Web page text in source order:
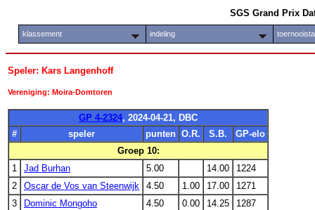
SGS Grand Prix
klassement indeling
Speler: Kars Langenhoff
Vereniging: Moira-Domtoren
GP 4-2324, 2024-04-21, DBC
#
speler punten O.R. S.B.
GP-elo
Groep 10:
1
Jad Burhan 5.00 14.00
1224
2
Oscar de Vos van Steenwijk 4.50 1.00 17.00
1271
3
Dominic Mongoho 4.50 0.00 14.25
1287